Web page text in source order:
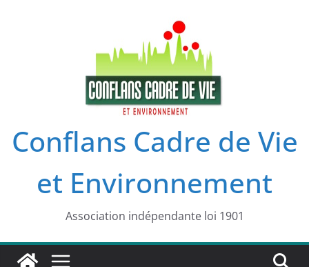
Conflans Cadre de Vie
et Environnement
Association indépendante loi 1901